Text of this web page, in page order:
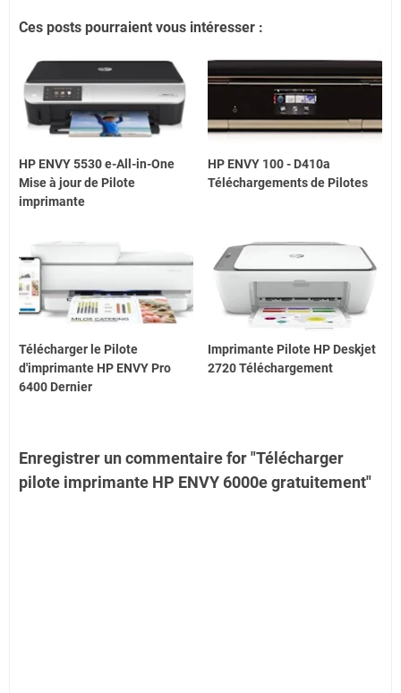
Ces posts pourraient vous intéresser :
HP ENVY 5530 e-All-in-One
Mise à jour de Pilote
imprimante
HP ENVY 100 - D410a
Téléchargements de Pilotes
Télécharger le Pilote
d'imprimante HP ENVY Pro
6400 Dernier
Imprimante Pilote HP Deskjet
2720 Téléchargement
Enregistrer un commentaire for "Télécharger
pilote imprimante HP ENVY 6000e gratuitement"